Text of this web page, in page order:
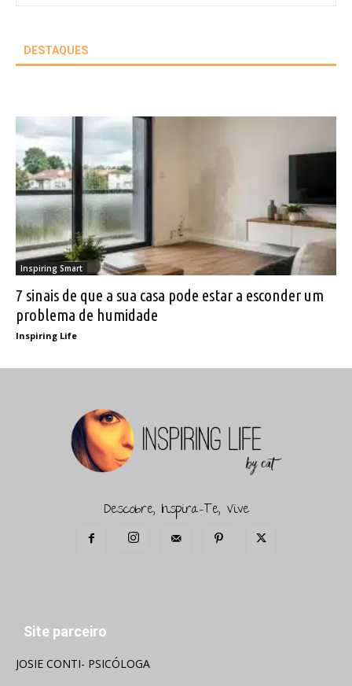
DESTAQUES
Inspiring Smart
7 sinais de que a sua casa pode estar a esconder um
problema de humidade
Inspiring Life
Descobre, Inspira-Te, Vive
Site parceiro
JOSIE CONTI- PSICÓLOGA